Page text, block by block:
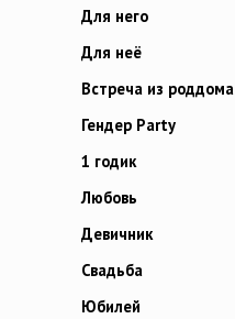
Для него
Для неё
Встреча из роддома
Гендер Party
1 годик
Любовь
Девичник
Свадьба
Юбилей